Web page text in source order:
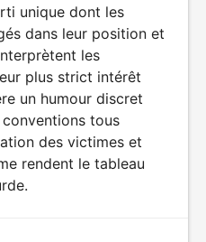
unique dont les
dans leur position et
les
plus strict intérêt
un humour discret
tous
des victimes et
rendent le tableau